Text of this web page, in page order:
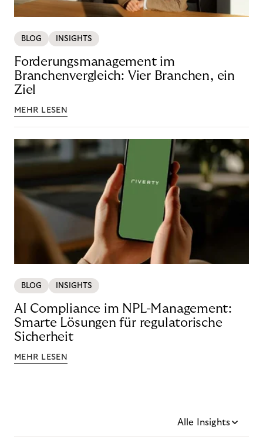
BLOG INSIGHTS
Forderungsmanagement im
Branchenvergleich: Vier Branchen, ein
Ziel
MEHR LESEN
BLOG INSIGHTS
AI Compliance im NPL-Management:
Smarte Lösungen für regulatorische
Sicherheit
MEHR LESEN
Alle Insights